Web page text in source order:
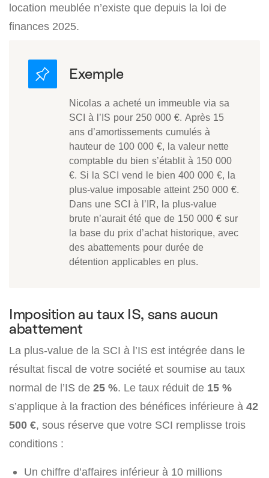
location meublée n’existe que depuis la loi de
finances 2025.
Nicolas a acheté un immeuble via sa
SCI à l’IS pour 250 000 €. Après 15
ans d’amortissements cumulés à
hauteur de 100 000 €, la valeur nette
comptable du bien s’établit à 150 000
€. Si la SCI vend le bien 400 000 €, la
plus-value imposable atteint 250 000 €.
Dans une SCI à l’IR, la plus-value
brute n’aurait été que de 150 000 € sur
la base du prix d’achat historique, avec
des abattements pour durée de
détention applicables en plus.
Imposition au taux IS, sans aucun
abattement
La plus-value de la SCI à l’IS est intégrée dans le
résultat fiscal de votre société et soumise au taux
normal de l’IS de 25 %. Le taux réduit de 15 %
s’applique à la fraction des bénéfices inférieure à 42
500 €, sous réserve que votre SCI remplisse trois
conditions :
Un chiffre d’affaires inférieur à 10 millions